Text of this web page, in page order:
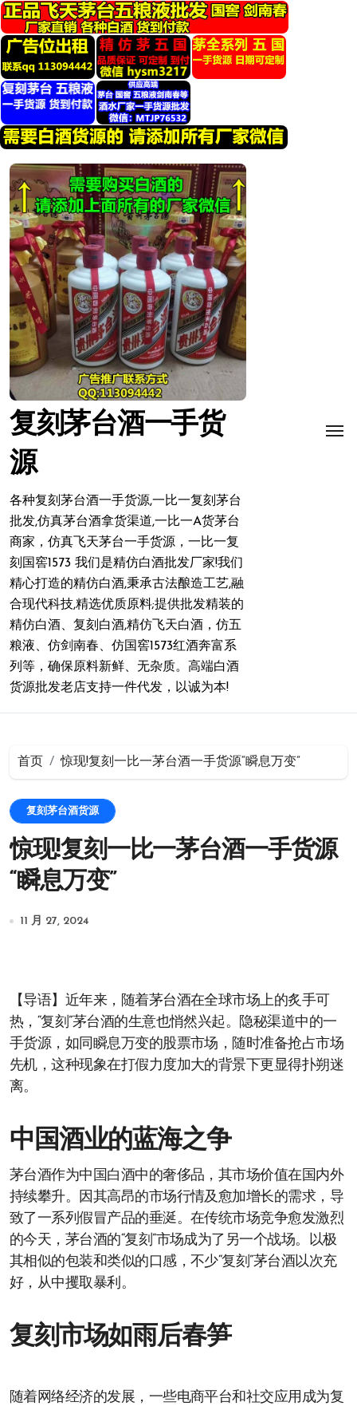
转
到
内
容
复刻茅台酒一手货
源
各种复刻茅台酒一手货源,一比一复刻茅台
批发,仿真茅台酒拿货渠道,一比一A货茅台
商家，仿真飞天茅台一手货源，一比一复
刻国窖1573 我们是精仿白酒批发厂家!我们
精心打造的精仿白酒,秉承古法酿造工艺,融
合现代科技,精选优质原料;提供批发精装的
精仿白酒、复刻白酒,精仿飞天白酒，仿五
粮液、仿剑南春、仿国窖1573红酒奔富系
列等，确保原料新鲜、无杂质。高端白酒
货源批发老店支持一件代发，以诚为本!
首页 惊现!复刻一比一茅台酒一手货源“瞬息万变”
复刻茅台酒货源
惊现!复刻一比一茅台酒一手货源
“瞬息万变”
11 月 27, 2024
【导语】近年来，随着茅台酒在全球市场上的炙手可
热，“复刻”茅台酒的生意也悄然兴起。隐秘渠道中的一
手货源，如同瞬息万变的股票市场，随时准备抢占市场
先机，这种现象在打假力度加大的背景下更显得扑朔迷
离。
中国酒业的蓝海之争
茅台酒作为中国白酒中的奢侈品，其市场价值在国内外
持续攀升。因其高昂的市场行情及愈加增长的需求，导
致了一系列假冒产品的垂涎。在传统市场竞争愈发激烈
的今天，茅台酒的“复刻”市场成为了另一个战场。以极
其相似的包装和类似的口感，不少“复刻”茅台酒以次充
好，从中攫取暴利。
复刻市场如雨后春笋
随着网络经济的发展，一些电商平台和社交应用成为复